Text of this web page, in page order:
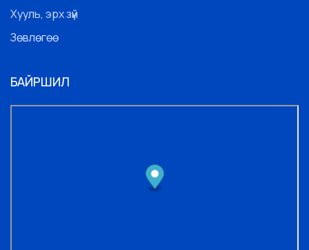
Хууль, эрх зүй
Зөвлөгөө
БАЙРШИЛ